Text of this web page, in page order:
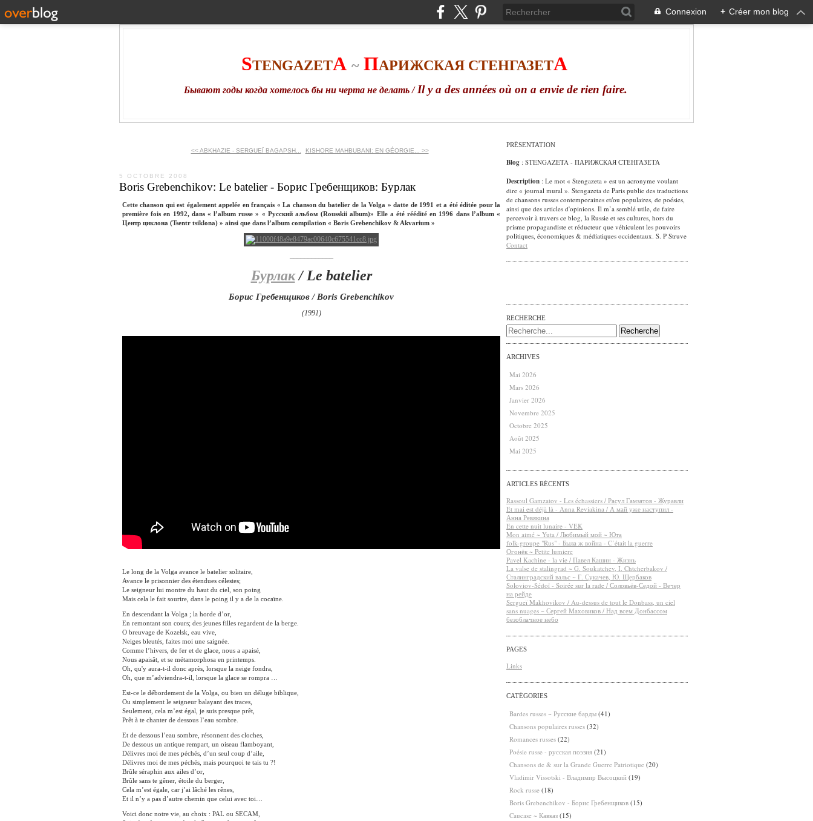
Connexion + Créer mon blog
STENGAZETA ~ ПАРИЖСКАЯ СТЕНГАЗЕТА
Бывают годы когда хотелось бы ни черта не делать / Il y a des années où on a envie de rien faire.
<< ABKHAZIE - SERGUEÏ BAGAPSH... KISHORE MAHBUBANI: EN GÉORGIE... >>
5 OCTOBRE 2008
Boris Grebenchikov: Le batelier - Борис Гребенщиков: Бурлак
Cette chanson qui est également appelée en français « La chanson du batelier de la Volga » datte de 1991 et a été éditée pour la
première fois en 1992, dans « l’album russe » « Русский альбом (Rousskii album)» Elle a été réédité en 1996 dans l’album «
Центр циклона (Tsentr tsiklona) » ainsi que dans l’album compilation « Boris Grebenchikov & Akvarium »
Бурлак/ Le batelier
Борис Гребенщиков / Boris Grebenchikov
(1991)
Le long de la Volga avance le batelier solitaire,
Avance le prisonnier des étendues célestes;
Le seigneur lui montre du haut du ciel,
son poing
Mais cela le fait sourire, dans le poing il y a de la cocaïne.
En descendant la Volga ; la horde d’or,
En remontant son cours; des jeunes filles regardent de la berge.
O breuvage de Kozelsk, eau vive,
Neiges bleutés, faites moi une saignée.
Comme l’hivers, de fer et de glace, nous a apaisé,
Nous apaisât, et se métamorphosa en printemps.
Oh, qu'y aura-t-il donc après, lorsque la neige fondra,
Oh, que m’adviendra-t-il, lorsque la glace se rompra …
Est-ce le débordement de la Volga, ou bien un déluge biblique,
Ou simplement le seigneur balayant des traces,
Seulement, cela m’est égal, je suis presque prêt,
Prêt à te chanter de dessous l’eau sombre.
Et de dessous l’eau sombre, résonnent des cloches,
De dessous un antique rempart, un oiseau flamboyant,
Délivres moi de mes péchés, d’un seul coup d’aile,
Délivres moi de mes péchés, mais pourquoi te tais tu ?!
Brûle séraphin aux ailes d’or,
Brûle sans te gêner, étoile du berger,
Cela m’est égale, car j’ai lâché les rênes,
Et il n’y a pas d’autre chemin que celui avec toi…
Voici donc notre vie, au choix : PAL ou SECAM,
PRÉSENTATION
Blog : STENGAZETA - ПАРИЖСКАЯ СТЕНГАЗЕТА
Description : Le mot « Stengazeta » est un acronyme voulant
dire « journal mural ». Stengazeta de Paris publie des traductions
de chansons russes contemporaines et/ou populaires, de poésies,
ainsi que des articles d'opinions. Il m’a semblé utile, de faire
percevoir à travers ce blog, la Russie et ses cultures, hors du
prisme propagandiste et réducteur que véhiculent les pouvoirs
politiques, économiques & médiatiques occidentaux. S. P Struve
Contact
RECHERCHE
ARCHIVES
Mai 2026
Mars 2026
Janvier 2026
Novembre 2025
Octobre 2025
Août 2025
Mai 2025
ARTICLES RÉCENTS
Rassoul Gamzatov - Les échassiers / Расул Гамзатов - Журавли
Et mai est déjà là - Anna Reviakina / А май уже наступил -
Анна Ревякина
En cette nuit lunaire - VEK
Mon aimé ~ Yuta / Любимый мой ~ Юта
folk-groupe "Rus" - Была ж война - C’était la guerre
Огонёк ~ Petite lumiere
Pavel Kachine - la vie / Павел Кашин - Жизнь
La valse de stalingrad ~ G. Soukatchev, I. Chtcherbakov /
Сталинградский вальс ~ Г. Сукачев, Ю. Щербаков
Soloviov-Sédoï - Soirée sur la rade / Соловьёв-Седой - Вечер
на рейде
Sergueï Makhovikov / Au-dessus de tout le Donbass, un ciel
sans nuages ~ Сергей Маховиков / Над всем Донбассом
безоблачное небо
PAGES
Links
CATÉGORIES
Bardes russes ~ Русские барды (41)
Chansons populaires russes (32)
Romances russes (22)
Poésie russe - русская поэзия (21)
Chansons de & sur la Grande Guerre Patriotique (20)
Vladimir Vissotski - Владимир Высоцкий (19)
Rock russe (18)
Boris Grebenchikov - Борис Гребенщиков (15)
Caucase ~ Кавказ (15)